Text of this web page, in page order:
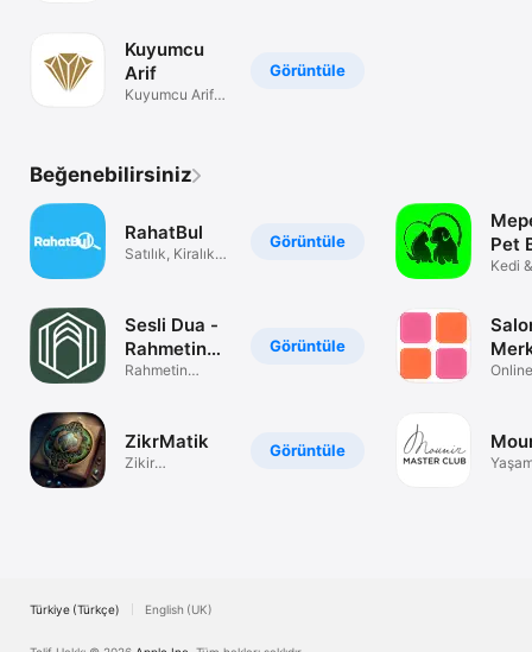
Görüntüle
Kuyumcu
Arif
Kuyumcu Arif
Beğenebilirsiniz
Görüntüle
RahatBul
Satılık, Kiralık
Görüntüle
Sesli Dua -
Rahmetin
Sesi
Rahmetin
Görüntüle
ZikrMatik
Zikir
Pet
Kedi
Türkiye (Türkçe) English (UK)